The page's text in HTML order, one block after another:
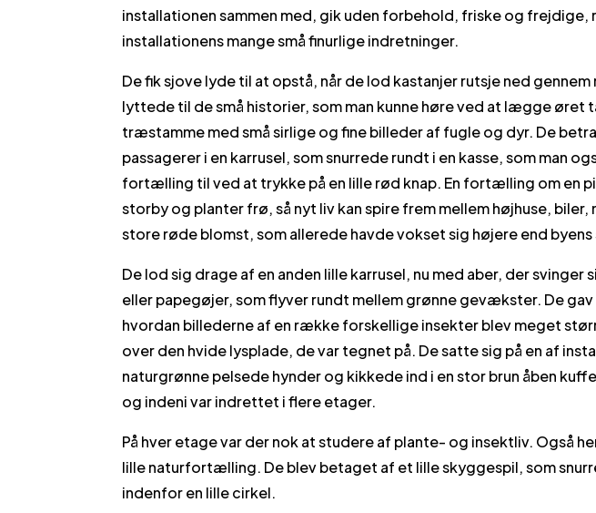
installationen sammen med, gik uden forbehold, friske og
installationens mange små finurlige indretninger.
De fik sjove lyde til at opstå, når de lod kastanjer rutsje ned gennem
lyttede til de små historier, som man kunne høre ved at lægge øret
træstamme med små sirlige og fine billeder af fugle og dyr. De
passagerer i en karrusel, som snurrede rundt i en kasse, som man
fortælling til ved at trykke på en lille rød knap. En fortælling om en
storby og planter frø, så nyt liv kan spire frem mellem højhuse,
store røde blomst, som allerede havde vokset sig højere end byens
De lod sig drage af en anden lille karrusel, nu med aber, der svinger
eller papegøjer, som flyver rundt mellem grønne gevækster. De
hvordan billederne af en række forskellige insekter blev meget
over den hvide lysplade, de var tegnet på. De satte sig på en af
naturgrønne pelsede hynder og kikkede ind i en stor brun åben
og indeni var indrettet i flere etager.
På hver etage var der nok at studere af plante- og insektliv. Også
lille naturfortælling. De blev betaget af et lille skyggespil, som
indenfor en lille cirkel.